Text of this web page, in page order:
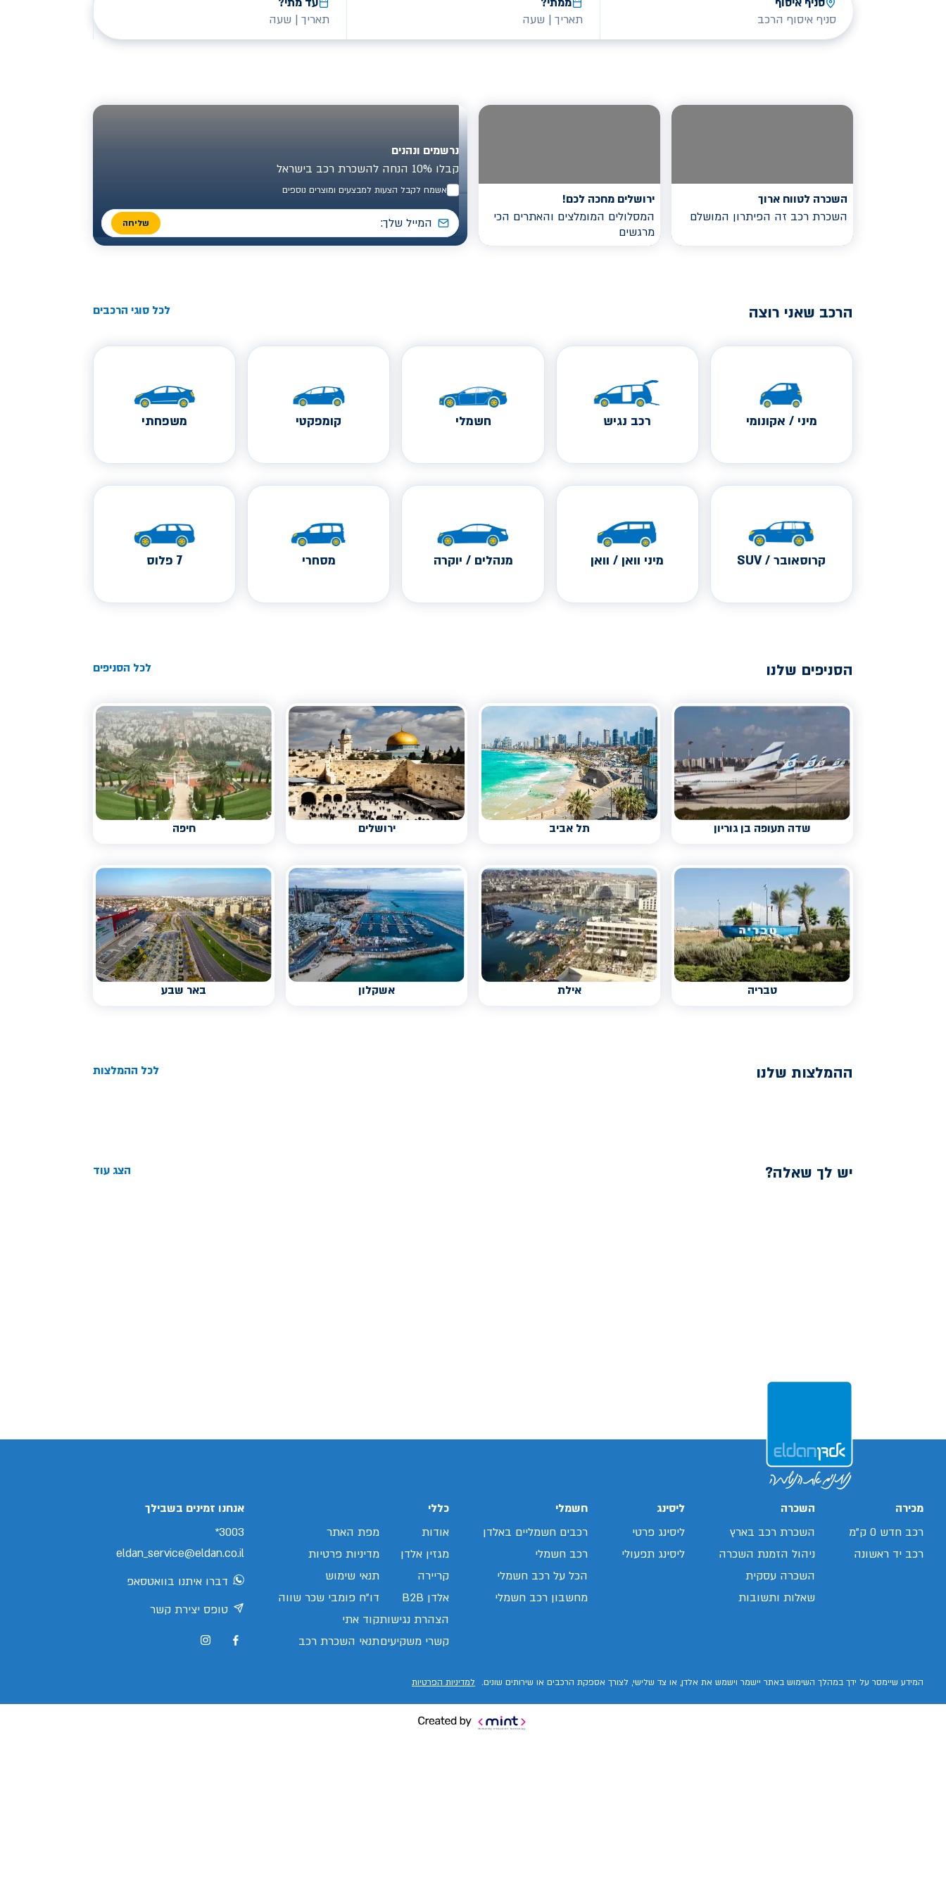
סניף איסוף הרכב
תאריך | שעה
תאריך | שעה
השכרה לטווח ארוך
השכרת רכב זה הפיתרון המושלם
ירושלים מחכה לכם!
המסלולים המומלצים והאתרים הכי
מרגשים
נרשמים ונהנים
קבלו 10% הנחה להשכרת רכב בישראל
אשמח לקבל הצעות למבצעים ומוצרים נוספים
שליחה
הרכב שאני רוצה לכל סוגי הרכבים
מיני / אקונומי רכב נגיש חשמלי קומפקטי משפחתי
קרוסאובר / SUV מיני וואן / וואן מנהלים / יוקרה מסחרי 7 פלוס
הסניפים שלנו לכל הסניפים
שדה תעופה בן גוריון תל אביב ירושלים חיפה
טבריה אילת אשקלון באר שבע
ההמלצות שלנו לכל ההמלצות
יש לך שאלה? הצג עוד
מכירה
רכב חדש 0 ק"מ
רכב יד ראשונה
השכרה
השכרת רכב בארץ
ניהול הזמנת השכרה
השכרה עסקית
שאלות ותשובות
ליסינג
ליסינג פרטי
ליסינג תפעולי
חשמלי
רכבים חשמליים באלדן
רכב חשמלי
הכל על רכב חשמלי
מחשבון רכב חשמלי
כללי
אודות
מגזין אלדן
קריירה
אלדן B2B
הצהרת נגישות
קשרי משקיעים
מפת האתר
מדיניות פרטיות
תנאי שימוש
דו"ח פומבי שכר שווה
קוד אתי
תנאי השכרת רכב
אנחנו זמינים בשבילך
3003*
eldan_service@eldan.co.il
דברו איתנו בוואטסאפ
טופס יצירת קשר
המידע שיימסר על ידך במהלך השימוש באתר יישמר וישמש את אלדן, או צד שלישי, לצורך אספקת הרכבים או שירותים שונים. למדיניות הפרטיות